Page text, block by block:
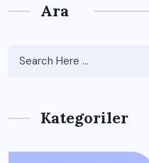
Ara
Kategoriler